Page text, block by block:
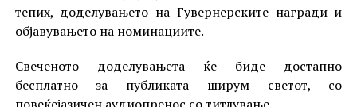
тепих, доделувањето на Гувернерските награди и
објавувањето на номинациите.
Свеченото доделувањета ќе биде достапно
бесплатно за публиката ширум светот, со